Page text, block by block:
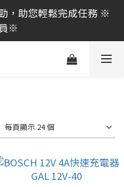
即享免運費，工具補貨
活動商品
，助您輕鬆完成任務 ※
※
即享免運費，工具補貨
活動商品
每頁顯示 24 個